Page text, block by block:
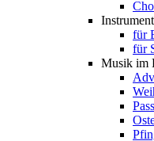
für
für
Musik im